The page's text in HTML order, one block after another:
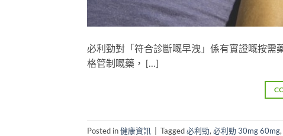
必利勁對「符合診斷嘅早洩」係有實證嘅按
格管制嘅藥， […]
Posted in健康資訊 | Tagged必利勁, 必利勁 30mg 60mg,